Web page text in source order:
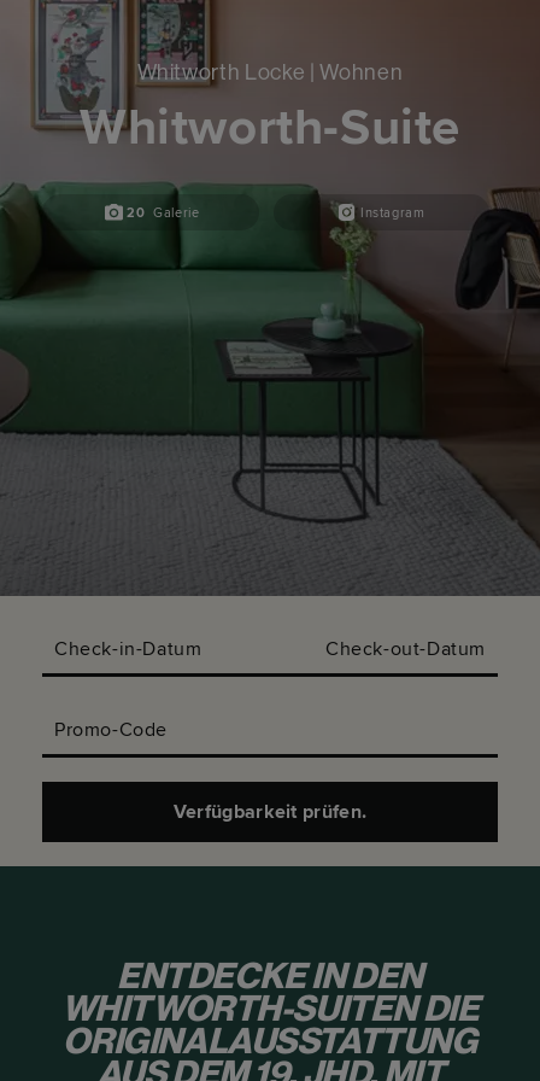
Whitworth Locke | Wohnen
Whitworth-Suite
20 Galerie Instagram
Check-in-Datum Check-out-Datum
Promo-Code
Verfügbarkeit prüfen.
ENTDECKE IN DEN
WHITWORTH-SUITEN DIE
ORIGINALAUSSTATTUNG